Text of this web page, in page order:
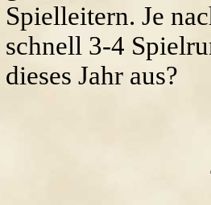
Spielleitern. Je
schnell 3-4
dieses Jahr aus?